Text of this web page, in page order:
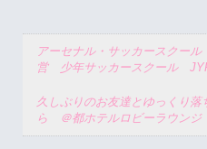
アーセナル・サッカースクー
営 少年サッカースクール
久しぶりのお友達とゆっくり
ら ＠都ホテルロビーラウン